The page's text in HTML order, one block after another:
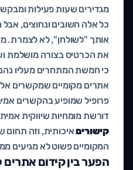
מגדירים שעות פעילות
כל אלה חשובים ונחוצים,
אותך "לשולחן", לא לצמרת.
את הכרטיס בצורה מושלמת
כי חמשת המתחרים מעליו
אתרים מקומיים שמקשרים
פרופיל שמופיע בהקשרים
דורשת מומחיות שיווקית
קישוריםאיכותית, וזה תחום
המקומיים פשוט לא מגיעים
הפער בין קידום